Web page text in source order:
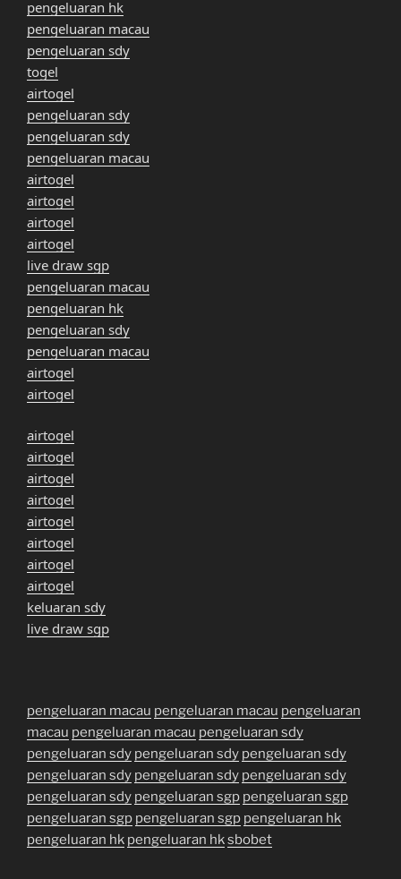
pengeluaran hk
pengeluaran macau
pengeluaran sdy
togel
airtogel
pengeluaran sdy
pengeluaran sdy
pengeluaran macau
airtogel
airtogel
airtogel
airtogel
live draw sgp
pengeluaran macau
pengeluaran hk
pengeluaran sdy
pengeluaran macau
airtogel
airtogel
airtogel
airtogel
airtogel
airtogel
airtogel
airtogel
airtogel
airtogel
keluaran sdy
live draw sgp
pengeluaran macau pengeluaran macau pengeluaran
macau pengeluaran macau pengeluaran sdy
pengeluaran sdy pengeluaran sdy pengeluaran sdy
pengeluaran sdy pengeluaran sdy pengeluaran sdy
pengeluaran sdy pengeluaran sgp pengeluaran sgp
pengeluaran sgp pengeluaran sgp pengeluaran hk
pengeluaran hk pengeluaran hksbobet